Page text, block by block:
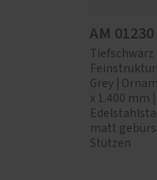
AM 01230
Tiefschwarz
Grey |
x 1.400 mm
matt
Stützen